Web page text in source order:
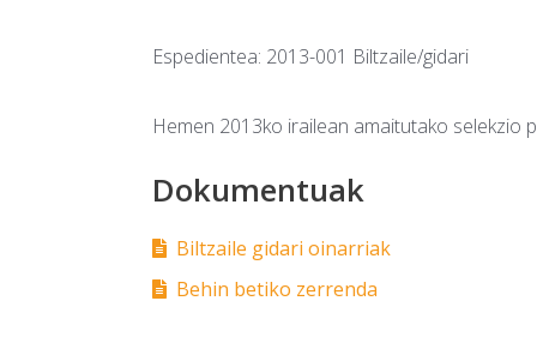
Espedientea: 2013-001 Biltzaile/gidari
Hemen 2013ko irailean amaitutako selekzio
Dokumentuak
Biltzaile gidari oinarriak
Behin betiko zerrenda